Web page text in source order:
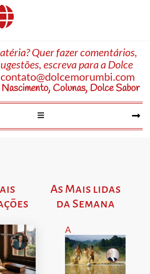
Quer fazer comentários,
escreva para a Dolce
contato@dolcemorumbi.com
, Colunas, Dolce Sabor
As Mais lidas
da Semana
A